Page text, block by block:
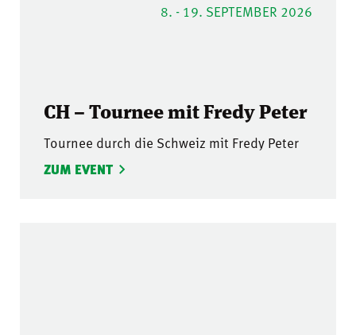
8. - 19. SEPTEMBER 2026
CH – Tournee mit Fredy Peter
Tournee durch die Schweiz mit Fredy Peter
ZUM EVENT